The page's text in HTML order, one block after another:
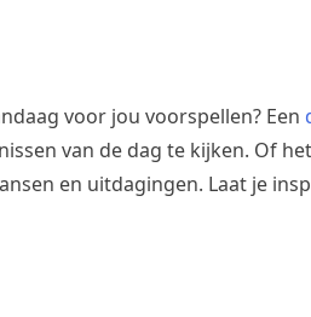
voor jou voorspellen? Een
van de dag te kijken. Of
en uitdagingen. Laat je